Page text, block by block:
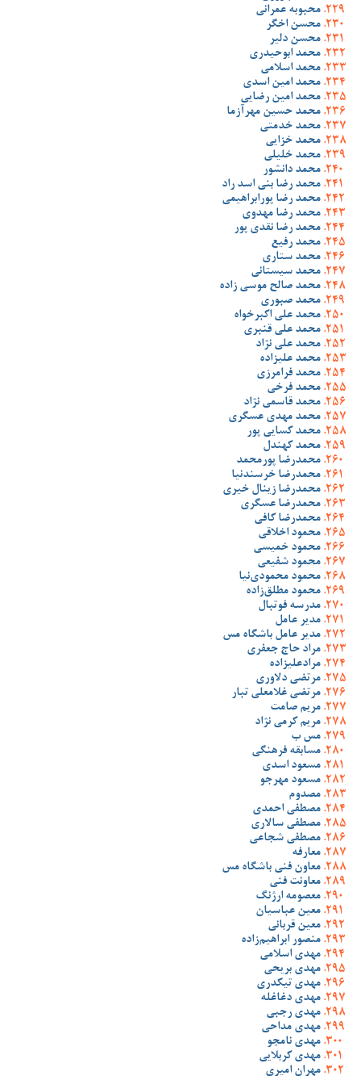
محبوبه عمرانی
محسن اخگر
محسن دلیر
محمد ابوحیدری
محمد اسلامی
محمد امین اسدی
محمد امین رضایی
محمد حسین مهرآزما
محمد خدمتی
محمد خزایی
محمد خلیلی
محمد دانشور
محمد رضا بنی اسد راد
محمد رضا پورابراهیمی
محمد رضا مهدوی
محمد رضا نقدی پور
محمد رفیع
محمد ستاری
محمد سیستانی
محمد صالح موسی زاده
محمد صبوری
محمد علی اکبرخواه
محمد علی قنبری
محمد علی نژاد
محمد علیزاده
محمد فرامرزی
محمد فرخی
محمد قاسمی نژاد
محمد مهدی عسگری
محمد کسایی پور
محمد کهندل
محمدرضا پورمحمد
محمدرضا خرسندنیا
محمدرضا زینال خیری
محمدرضا عسگری
محمدرضا کافی
محمود اخلاقی
محمود خمیسی
محمود شفیعی
محمود محمودی‌نیا
محمود مطلق‌زاده
مدرسه فوتبال
مدیر عامل
مدیر عامل باشگاه مس
مراد حاج جعفری
مرادعلیزاده
مرتضی دلاوری
مرتضی غلامعلی تبار
مریم صامت
مریم کرمی نژاد
مس ب
مسابقه فرهنگی
مسعود اسدی
مسعود مهرجو
مصدوم
مصطفی احمدی
مصطفی سالاری
مصطفی شجاعی
معارفه
معاون فنی باشگاه مس
معاونت فنی
معصومه ارژنگ
معین عباسیان
معین قربانی
منصور ابراهیم‌زاده
مهدی اسلامی
مهدی بریحی
مهدی تیکدری
مهدی دغاغله
مهدی رجبی
مهدی مداحی
مهدی نامجو
مهدی کربلایی
مهران امیری